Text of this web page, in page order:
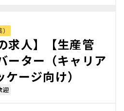
求人】【生産管
ーター（キャリア
ージ向け）
迎